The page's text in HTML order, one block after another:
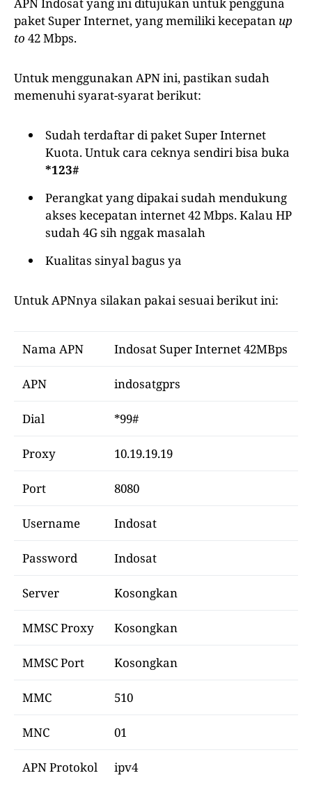
paket Super Internet, yang memiliki kecepatan up
to 42 Mbps.
Untuk menggunakan APN ini, pastikan sudah
memenuhi syarat-syarat berikut:
Sudah terdaftar di paket Super Internet
Kuota. Untuk cara ceknya sendiri bisa buka
*123#
Perangkat yang dipakai sudah mendukung
akses kecepatan internet 42 Mbps. Kalau HP
sudah 4G sih nggak masalah
Kualitas sinyal bagus ya
Untuk APNnya silakan pakai sesuai berikut ini:
Nama APN Indosat Super Internet 42MBps
APN indosatgprs
Dial *99#
Proxy 10.19.19.19
Port 8080
Username Indosat
Password Indosat
Server Kosongkan
MMSC Proxy Kosongkan
MMSC Port Kosongkan
MMC 510
MNC 01
APN Protokol ipv4